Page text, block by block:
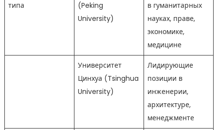
типа
(Peking
University)
в гуманитарных
науках, праве,
экономике,
медицине
Университет
Цинхуа (Tsinghua
University)
Лидирующие
позиции в
инженерии,
архитектуре,
менеджменте